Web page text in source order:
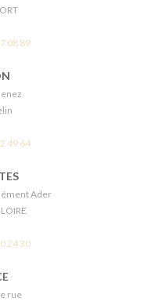
08 89
49 64
Ader
24 30
rue